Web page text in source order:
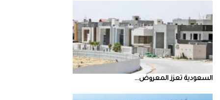
السعودية‭ ‬تعزز‭ ‬المعروض‭ ...